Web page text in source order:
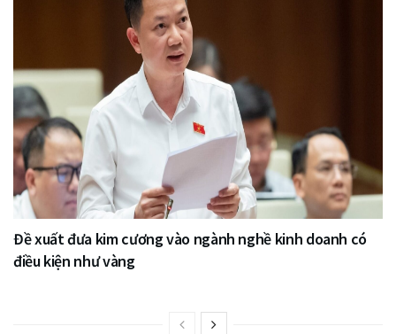
Đề xuất đưa kim cương vào ngành nghề kinh doanh có
điều kiện như vàng